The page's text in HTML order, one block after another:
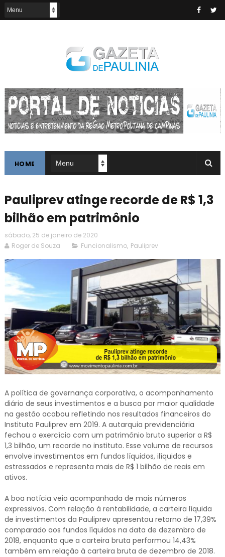
HOME
Pauliprev atinge recorde de R$ 1,3
bilhão em patrimônio
sábado, 25 de janeiro de 2020
Roger de Souza
Funcionalismo, Pauliprev
A política de governança corporativa, o acompanhamento
diário de seus investimentos e a busca por maior qualidade
na gestão acabou refletindo nos resultados financeiros do
Instituto Pauliprev em 2019. A autarquia previdenciária
fechou o exercício com um patrimônio bruto superior a R$
1,3 bilhão, um recorde no instituto. Esse volume de recursos
envolve investimentos em fundos líquidos, ilíquidos e
estressados e representa mais de R$ 1 bilhão de reais em
ativos.
A boa notícia veio acompanhada de mais números
expressivos. Com relação à rentabilidade, a carteira líquida
de investimentos da Pauliprev apresentou retorno de 17,39%
comparado aos fundos líquidos na data de dezembro de
2018, enquanto que a carteira bruta performou 14,43%
também em relação à carteira bruta de dezembro de 2018.